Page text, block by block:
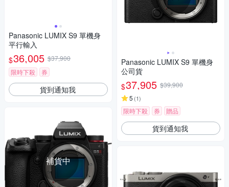
Panasonic LUMIX S9 單機身
平行輸入
$36,005 $37,900
限時下殺
券
貨到通知我
補貨中
Panasonic LUMIX S9 單機身
公司貨
$37,905 $39,900
5 (1)
限時下殺 券 贈品
貨到通知我